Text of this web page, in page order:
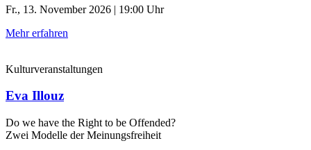
Fr., 13. November 2026 | 19:00 Uhr
Mehr erfahren
Kulturveranstaltungen
Eva Illouz
Do we have the Right to be Offended?
Zwei Modelle der Meinungsfreiheit